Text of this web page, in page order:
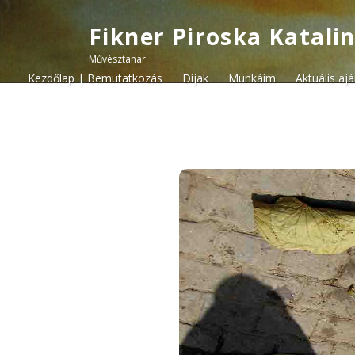
Fikner Piroska Katalin
Művésztanár
Kezdőlap | Bemutatkozás Díjak Munkáim Aktuális